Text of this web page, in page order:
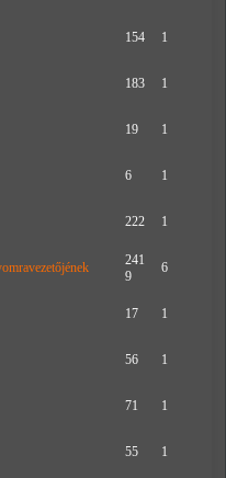
154 1
183 1
19 1
6 1
222 1
241
9
6
17 1
56 1
71 1
55 1